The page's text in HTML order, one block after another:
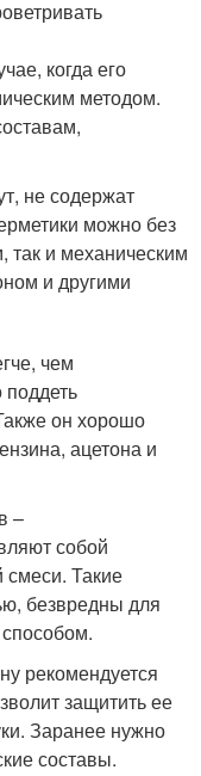
когда его
методом.
не содержат
можно без
так и механическим
и другими
чем
он хорошо
ацетона и
–
собой
смеси. Такие
безвредны для
рекомендуется
защитить ее
Заранее нужно
составы.